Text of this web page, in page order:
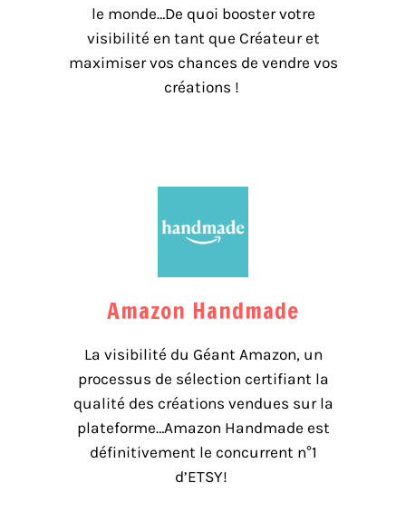
le monde…De quoi booster votre
visibilité en tant que Créateur et
maximiser vos chances de vendre vos
créations !
Amazon Handmade
La visibilité du Géant Amazon, un
processus de sélection certifiant la
qualité des créations vendues sur la
plateforme…Amazon Handmade est
définitivement le concurrent n°1
d’ETSY!